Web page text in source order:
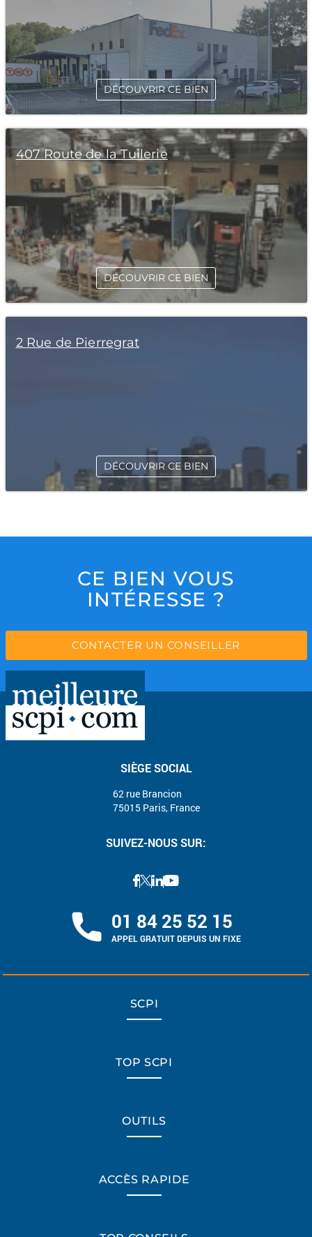
DÉCOUVRIR CE BIEN
407 Route de la Tuilerie
DÉCOUVRIR CE BIEN
2 Rue de Pierregrat
DÉCOUVRIR CE BIEN
CE BIEN VOUS
INTÉRESSE ?
CONTACTER UN CONSEILLER
SIÈGE SOCIAL
62 rue Brancion
75015 Paris, France
SUIVEZ-NOUS SUR:
01 84 25 52 15
APPEL GRATUIT DEPUIS UN FIXE
SCPI
TOP SCPI
OUTILS
ACCÈS RAPIDE